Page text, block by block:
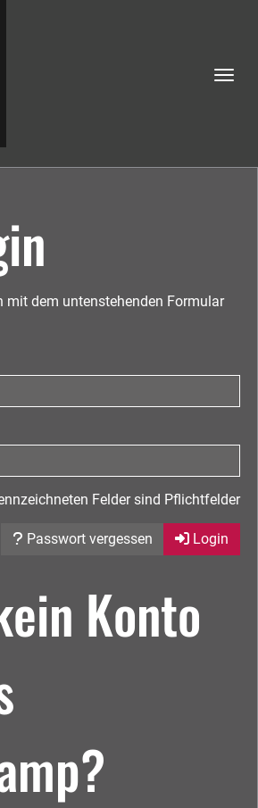
mit dem untenstehenden Formular
Felder sind Pflichtfelder
Passwort vergessen Login
Konto